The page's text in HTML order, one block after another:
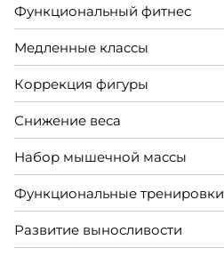
Функциональный фитнес
Медленные классы
Коррекция фигуры
Снижение веса
Набор мышечной массы
Функциональные тренировки
Развитие выносливости